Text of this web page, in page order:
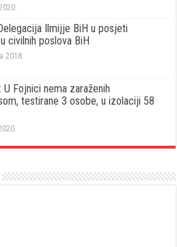
Ilmijje BiH u posjeti
civilnih poslova BiH
2018.
U Fojnici nema zaraženih
testirane 3 osobe, u izolaciji 58